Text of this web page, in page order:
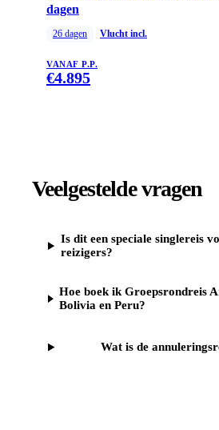
dagen
26 dagen Vlucht incl.
VANAF P.P.
€4.895
Veelgestelde vragen
Is dit een speciale singlereis
reizigers?
Hoe boek ik Groepsrondreis
Bolivia en Peru?
Wat is de